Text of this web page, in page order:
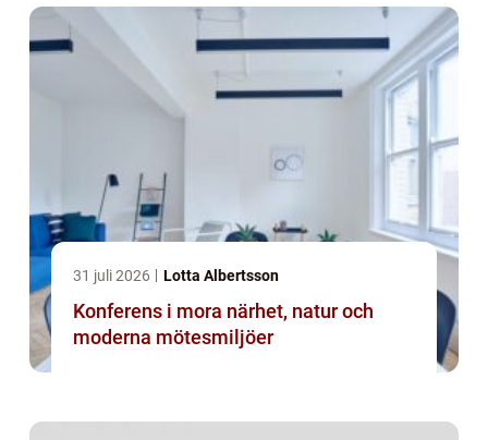
31 juli 2026 Lotta Albertsson
Konferens i mora närhet, natur och
moderna mötesmiljöer